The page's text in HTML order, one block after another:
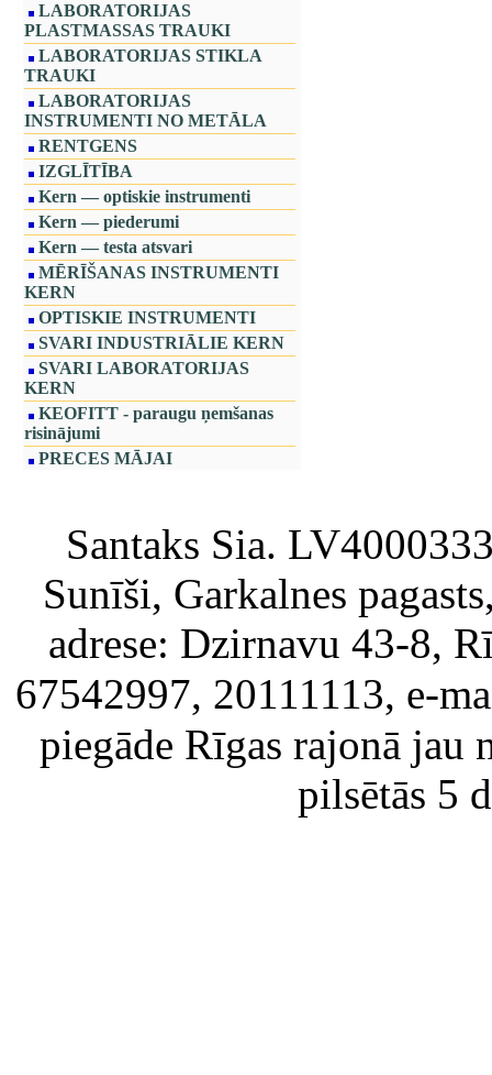
LABORATORIJAS
PLASTMASSAS TRAUKI
LABORATORIJAS STIKLA
TRAUKI
LABORATORIJAS
INSTRUMENTI NO METĀLA
RENTGENS
IZGLĪTĪBA
Kern — optiskie instrumenti
Kern — piederumi
Kern — testa atsvari
MĒRĪŠANAS INSTRUMENTI
KERN
OPTISKIE INSTRUMENTI
SVARI INDUSTRIĀLIE KERN
SVARI LABORATORIJAS
KERN
KEOFITT - paraugu ņemšanas
risinājumi
PRECES MĀJAI
Santaks Sia.
Sunīši, Garkalnes
adrese: Dzirnavu 43-8,
67542997, 20111113, e-
piegāde Rīgas rajonā jau
pilsētās 5